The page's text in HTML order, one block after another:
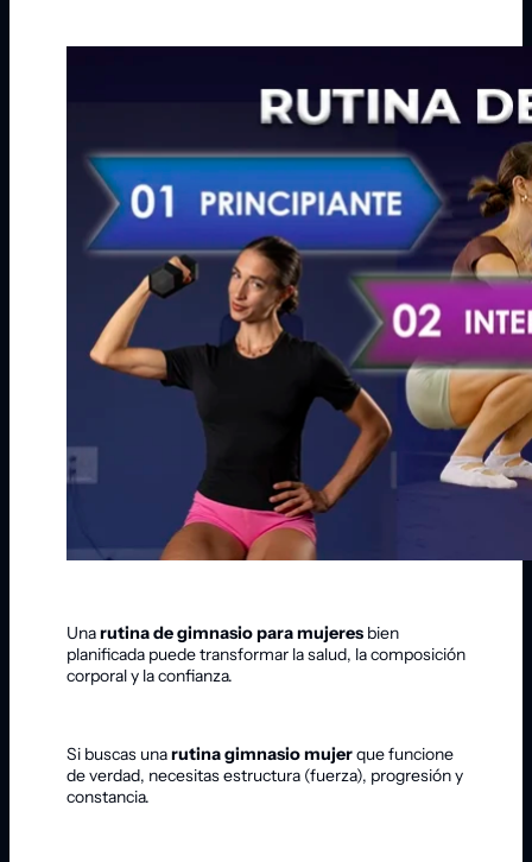
Unarutina de gimnasio para mujeres bien
planificada puede transformar la salud, la composición
corporal y la confianza.
Si buscas unarutina gimnasio mujerque funcione
de verdad, necesitas estructura (fuerza), progresión y
constancia.